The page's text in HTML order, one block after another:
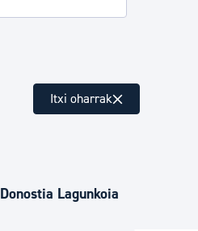
Itxi oharrak
Donostia Lagunkoia